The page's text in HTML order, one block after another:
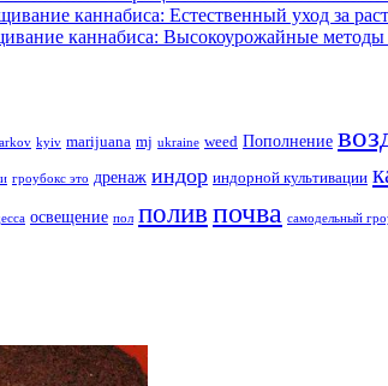
каннабиса: Естественный уход за
каннабиса: Высокоурожайные
kyiv marijuana mj ukraine weed Пополнение
гроубокс это дренаж индор индорной культивации
освещение пол полив почва самодельный